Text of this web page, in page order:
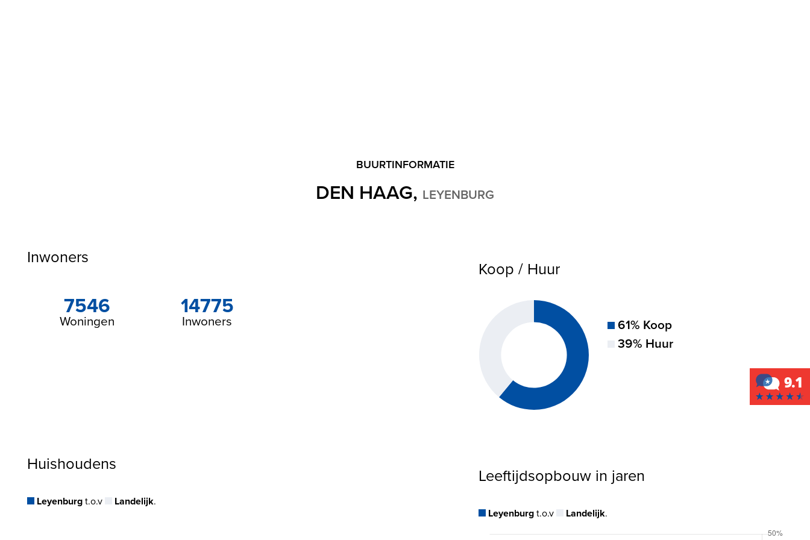
BUURTINFORMATIE
DEN HAAG, LEYENBURG
Inwoners
7546
Woningen
14775
Inwoners
Koop / Huur
61% Koop
39% Huur
Huishoudens
Leyenburg t.o.v Landelijk.
Leeftijdsopbouw in jaren
Leyenburg t.o.v Landelijk.